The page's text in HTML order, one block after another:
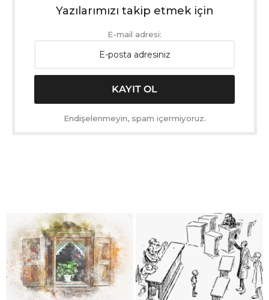
Yazılarımızı takip etmek için
E-mail adresi:
Endişelenmeyin, spam içermiyoruz.